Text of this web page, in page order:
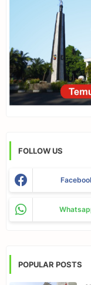
FOLLOW US
POPULAR POSTS